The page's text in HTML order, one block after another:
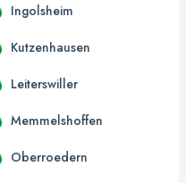
Ingolsheim
Kutzenhausen
Leiterswiller
Memmelshoffen
Oberroedern